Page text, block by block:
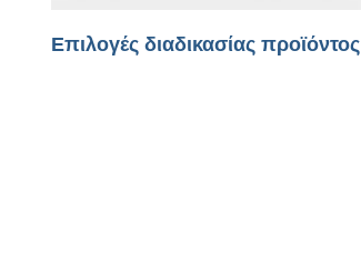
Επιλογές διαδικασίας προϊόντος